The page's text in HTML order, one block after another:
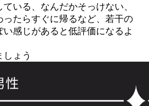
いる、なんだかそっけない、
ったらすぐに帰るなど、若干の
い感じがあると低評価になるよ
ょう